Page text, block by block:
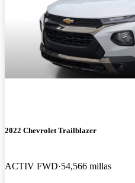
2022 Chevrolet Trailblazer
ACTIV FWD 54,566 millas